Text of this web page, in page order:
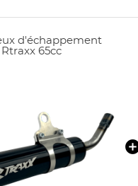
d'échappement
Rtraxx 65cc